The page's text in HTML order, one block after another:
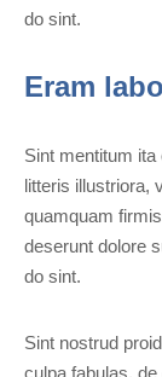
do sint.
Eram
Sint mentitum
litteris illustriora,
quamquam
deserunt dolore
do sint.
Sint nostrud
culpa fabulas,